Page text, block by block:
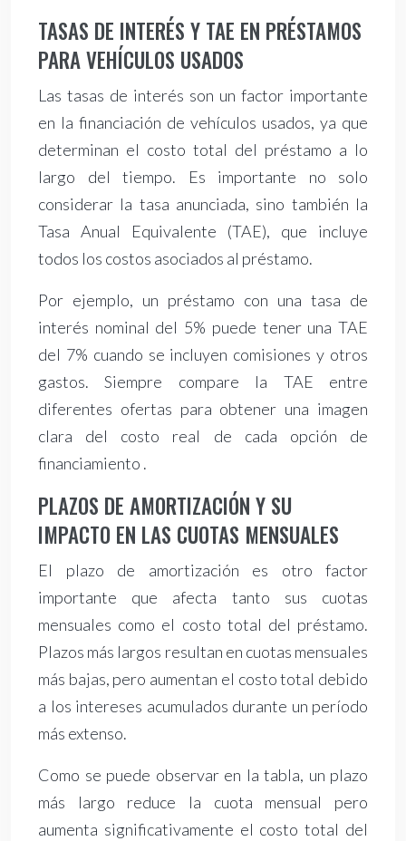
TASAS DE INTERÉS Y TAE EN PRÉSTAMOS
PARA VEHÍCULOS USADOS
Las tasas de interés son un factor importante
en la financiación de vehículos usados, ya que
determinan el costo total del préstamo a lo
largo del tiempo. Es importante no solo
considerar la tasa anunciada, sino también la
Tasa Anual Equivalente (TAE), que incluye
todos los costos asociados al préstamo.
Por ejemplo, un préstamo con una tasa de
interés nominal del 5% puede tener una TAE
del 7% cuando se incluyen comisiones y otros
gastos. Siempre compare la TAE entre
diferentes ofertas para obtener una imagen
clara del costo real de cada opción de
financiamiento .
PLAZOS DE AMORTIZACIÓN Y SU
IMPACTO EN LAS CUOTAS MENSUALES
El plazo de amortización es otro factor
importante que afecta tanto sus cuotas
mensuales como el costo total del préstamo.
Plazos más largos resultan en cuotas mensuales
más bajas, pero aumentan el costo total debido
a los intereses acumulados durante un período
más extenso.
Como se puede observar en la tabla, un plazo
más largo reduce la cuota mensual pero
aumenta significativamente el costo total del